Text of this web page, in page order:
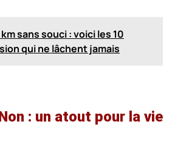
sans souci : voici les 10
qui ne lâchent jamais
: un atout pour la vie